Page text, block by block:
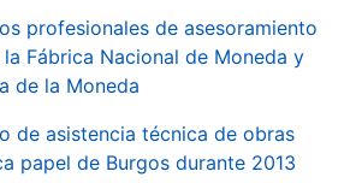
profesionales de asesoramiento
Fábrica Nacional de Moneda y
de la Moneda
de asistencia técnica de obras
papel de Burgos durante 2013